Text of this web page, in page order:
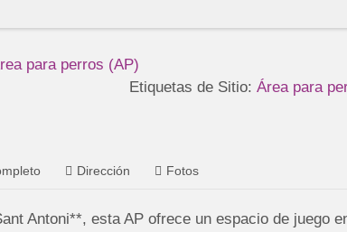
para perros (AP)
Etiquetas de Sitio: Área para
Dirección Fotos
Antoni**, esta AP ofrece un espacio de juego